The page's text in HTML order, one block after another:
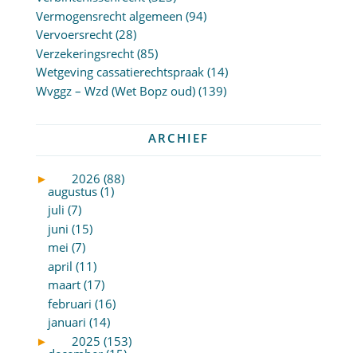
Vermogensrecht algemeen (94)
Vervoersrecht(28)
Verzekeringsrecht(85)
Wetgeving cassatierechtspraak(14)
Wvggz – Wzd (Wet Bopz oud)(139)
ARCHIEF
►
2026 (88)
augustus (1)
juli (7)
juni (15)
mei (7)
april (11)
maart (17)
februari (16)
januari (14)
►
2025 (153)